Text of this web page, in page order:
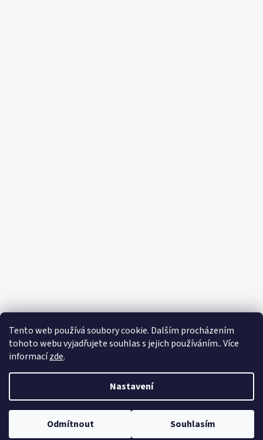
Tento web používá soubory cookie. Dalším procházením
tohoto webu vyjadřujete souhlas s jejich používáním.. Více
informacízde.
Nastavení
Odmítnout Souhlasím
Copyright 2026Zahradnictví Franc . Všechna práva vyhrazena.